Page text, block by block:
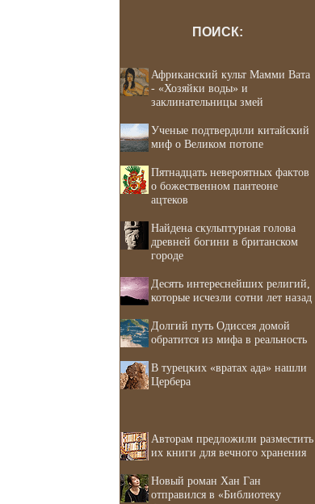
ПОИСК:
Африканский культ Мамми Вата
- «Хозяйки воды» и
заклинательницы змей
Ученые подтвердили китайский
миф о Великом потопе
Пятнадцать невероятных фактов
о божественном пантеоне
ацтеков
Найдена скульптурная голова
древней богини в британском
городе
Десять интереснейших религий,
которые исчезли сотни лет назад
Долгий путь Одиссея домой
обратится из мифа в реальность
В турецких «вратах ада» нашли
Цербера
Авторам предложили разместить
их книги для вечного хранения
Новый роман Хан Ган
отправился в «Библиотеку